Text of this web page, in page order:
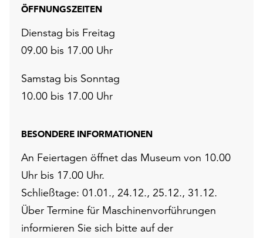
ÖFFNUNGSZEITEN
Dienstag bis Freitag
09.00 bis 17.00 Uhr
Samstag bis Sonntag
10.00 bis 17.00 Uhr
BESONDERE INFORMATIONEN
An Feiertagen öffnet das Museum von 10.00
Uhr bis 17.00 Uhr.
Schließtage: 01.01., 24.12., 25.12., 31.12.
Über Termine für Maschinenvorführungen
informieren Sie sich bitte auf der